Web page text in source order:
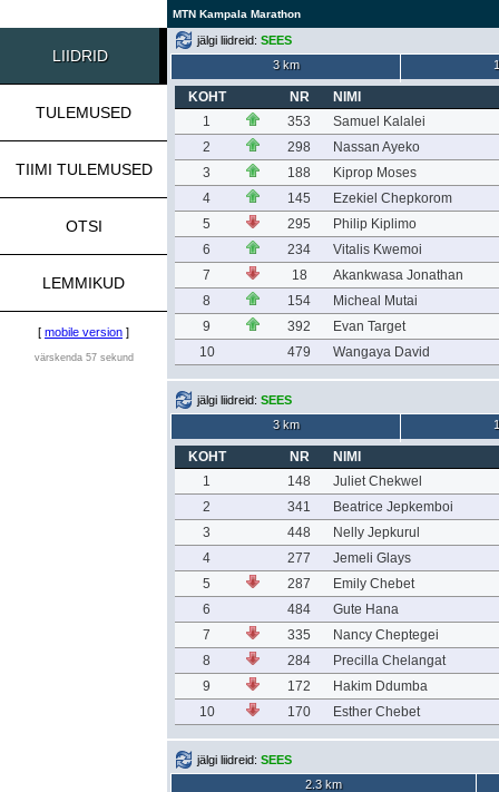
MTN Kampala Marathon
LIIDRID
TULEMUSED
TIIMI TULEMUSED
OTSI
LEMMIKUD
[ mobile version ]
värskenda 57 sekund
jälgi liidreid: SEES
3 km
KOHT NR
NIMI
1
353
Samuel Kalalei
2
298
Nassan Ayeko
3
188
Kiprop Moses
4
145
Ezekiel Chepkorom
5
295
Philip Kiplimo
6
234
Vitalis Kwemoi
7
18
Akankwasa Jonathan
8
154
Micheal Mutai
9
392
Evan Target
10
479 Wangaya David
jälgi liidreid: SEES
3 km
KOHT NR
NIMI
1
148
Juliet Chekwel
2
341
Beatrice Jepkemboi
3
448
Nelly Jepkurul
4
277
Jemeli Glays
5
287
Emily Chebet
6
484
Gute Hana
7
335
Nancy Cheptegei
8
284
Precilla Chelangat
9
172
Hakim Ddumba
10
170 Esther Chebet
jälgi liidreid: SEES
2.3 km